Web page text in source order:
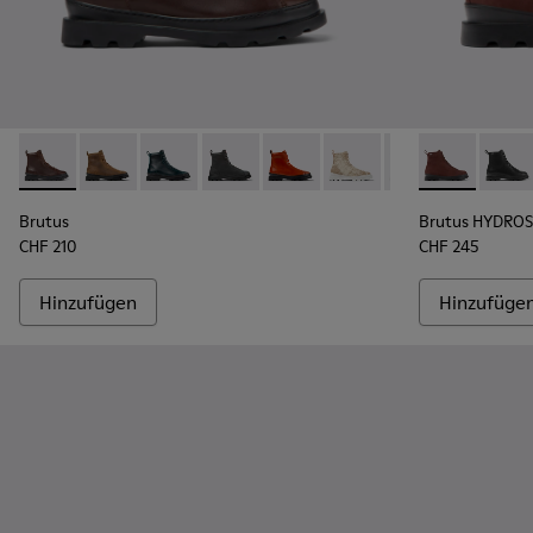
Brutus - K400325-038 - Weinroter Damenschnürstiefel
Brutus - K400325-051
Brutus - K400325-048
Brutus - K400325-046
Brutus - K400325-042
Brutus - K400325-040
Brutus -Brutus -
Brutus
CHF 210
Hinzufügen
Brutus
Brutus
CHF 245